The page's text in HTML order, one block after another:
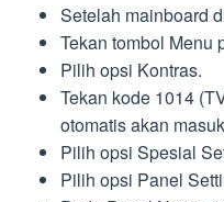
Setelah mainboard
Tekan tombol Menu
Pilih opsi Kontras.
Tekan kode 1014
otomatis akan
Pilih opsi Spesial
Pilih opsi Panel